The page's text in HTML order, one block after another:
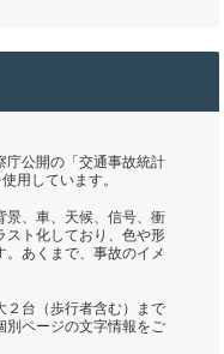
庁公開の「交通事故統計
用しています。
景、車、天候、信号、衝
スト化しており、色や形
あくまで、事故のイメ
２台（歩行者含む）まで
別ページの文字情報をご